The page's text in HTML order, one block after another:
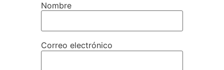
Nombre
Correo electrónico